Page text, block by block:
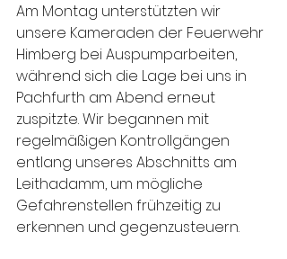
Am Montag unterstützten wir
unsere Kameraden der Feuerwehr
Himberg bei Auspumparbeiten,
während sich die Lage bei uns in
Pachfurth am Abend erneut
zuspitzte. Wir begannen mit
regelmäßigen Kontrollgängen
entlang unseres Abschnitts am
Leithadamm, um mögliche
Gefahrenstellen frühzeitig zu
erkennen und gegenzusteuern.